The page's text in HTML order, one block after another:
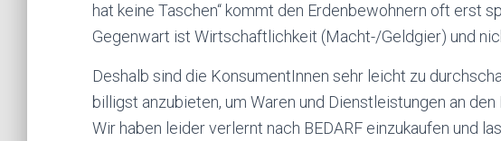
hat keine Taschen“ kommt den Erdenbewohnern oft erst
Gegenwart ist Wirtschaftlichkeit (Macht-/Geldgier) und
Deshalb sind die KonsumentInnen sehr leicht zu
billigst anzubieten, um Waren und Dienstleistungen an
Wir haben leider verlernt nach BEDARF einzukaufen und